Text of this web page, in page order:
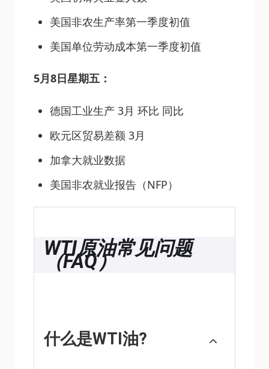
美国非农生产率第一季度初值
美国单位劳动成本第一季度初值
5月8日星期五：
德国工业生产 3月 环比 同比
欧元区贸易差额 3月
加拿大就业数据
美国非农就业报告（NFP）
WTI原油常见问题
（FAQ）
什么是WTI油?